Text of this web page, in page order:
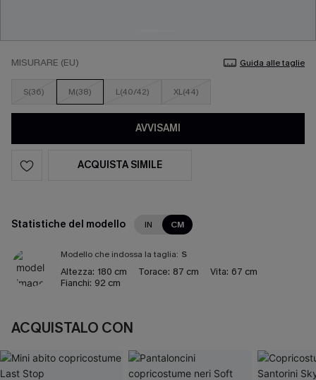
MISURARE (EU) Guida alle taglie
S(36) M(38) L(40/42) XL(44)
AVVISAMI
ACQUISTA SIMILE
Statistiche del modello IN CM
Modello che indossa la taglia: S
Altezza: 180 cm Torace: 87 cm Vita: 67 cm
Fianchi: 92 cm
ACQUISTALO CON